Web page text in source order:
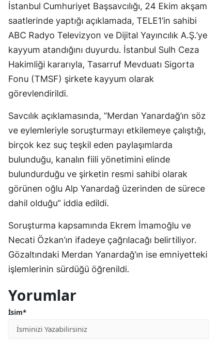
Kastamonu
Kayseri
Kırşehir
Konya
Kütahya
Malatya
Manisa
Muğla
Muş
İstanbul Cumhuriyet Başsavcılığı, 24 Ekim akşam
saatlerinde yaptığı açıklamada, TELE1’in sahibi
ABC Radyo Televizyon ve Dijital Yayıncılık A.Ş.’ye
kayyum atandığını duyurdu. İstanbul Sulh Ceza
Hakimliği kararıyla, Tasarruf Mevduatı Sigorta
Fonu (TMSF) şirkete kayyum olarak
görevlendirildi.
Savcılık açıklamasında, “Merdan Yanardağ’ın söz
ve eylemleriyle soruşturmayı etkilemeye çalıştığı,
birçok kez suç teşkil eden paylaşımlarda
bulunduğu, kanalın fiili yönetimini elinde
bulundurduğu ve şirketin resmi sahibi olarak
görünen oğlu Alp Yanardağ üzerinden de sürece
dahil olduğu” iddia edildi.
Soruşturma kapsamında Ekrem İmamoğlu ve
Necati Özkan’ın ifadeye çağrılacağı belirtiliyor.
Gözaltındaki Merdan Yanardağ’ın ise emniyetteki
işlemlerinin sürdüğü öğrenildi.
Yorumlar
İsim*